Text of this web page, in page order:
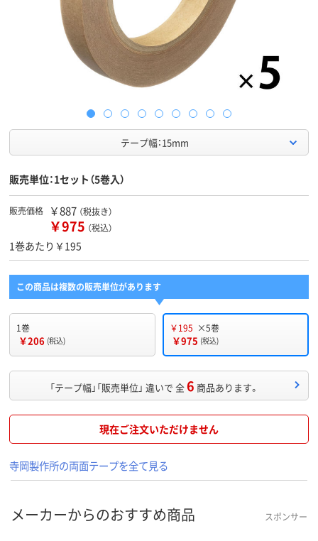
テープ幅：15mm
販売単位：1セット（5巻入）
販売価格 ￥887 （税抜き）
￥975 （税込）
1巻あたり￥195
この商品は複数の販売単位があります
1巻
￥206 (税込)
￥195 ×5巻
￥975 (税込)
「テープ幅」「販売単位」 違いで 全6 商品あります。
現在ご注文いただけません
寺岡製作所の両面テープを全て見る
メーカーからのおすすめ商品 スポンサー